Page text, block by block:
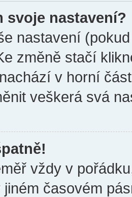
svoje nastavení?
nastavení
změně stačí
v horní
veškerá svá
vždy v
časovém